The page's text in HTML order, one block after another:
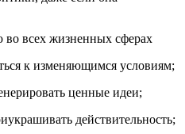
всех жизненных сферах
к изменяющимся условиям;
ценные идеи;
действительность;